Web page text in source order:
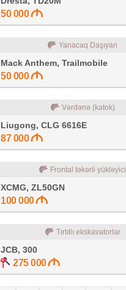
50 000
Yanacaq Daşıyan
Mack Anthem, Trailmobile
50 000
Vərdənə (katok)
Liugong, CLG 6616E
87 000
Frontal təkərli yükləyici
XCMG, ZL50GN
100 000
Tırtıllı ekskavatorlar
JCB, 300
275 000